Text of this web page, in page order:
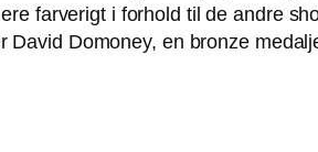
farverigt i forhold til de andre
Domoney, en bronze